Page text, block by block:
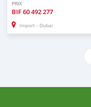
PRIX
BIF60 492 277
Import - Dubai